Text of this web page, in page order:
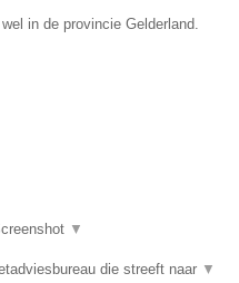
in de provincie Gelderland.
▼
die streeft naar ▼